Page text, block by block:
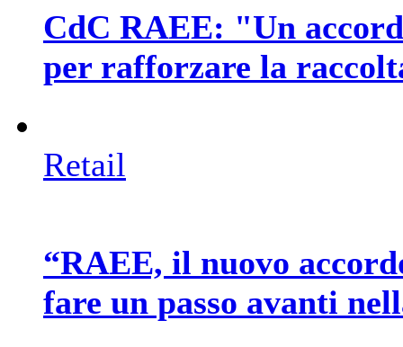
CdC RAEE: "Un
per rafforzare la
Retail
“RAEE, il nuovo
fare un passo avanti